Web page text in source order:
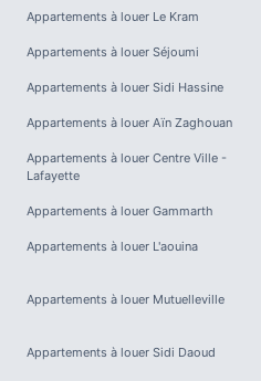
Appartements à louer Le Kram
Appartements à louer Séjoumi
Appartements à louer Sidi Hassine
Appartements à louer Aïn Zaghouan
Appartements à louer Centre Ville -
Lafayette
Appartements à louer Gammarth
Appartements à louer L'aouina
Appartements à louer Mutuelleville
Appartements à louer Sidi Daoud